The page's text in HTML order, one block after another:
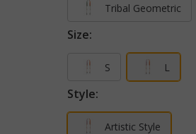
Tribal Geometric
Size:
S L
Style:
Artistic Style